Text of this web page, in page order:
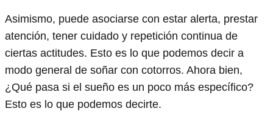
Asimismo, puede asociarse con estar alerta, prestar
atención, tener cuidado y repetición continua de
ciertas actitudes. Esto es lo que podemos decir a
modo general de soñar con cotorros. Ahora bien,
¿Qué pasa si el sueño es un poco más específico?
Esto es lo que podemos decirte.